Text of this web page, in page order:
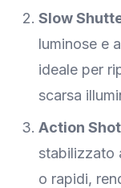
Slow
luminose e
ideale per
scarsa
Action
stabilizzato
o rapidi,